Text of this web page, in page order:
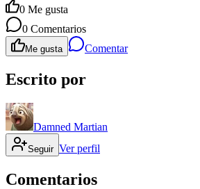
0 Me gusta
0 Comentarios
Me gusta Comentar
Escrito por
Damned Martian
Seguir Ver perfil
Comentarios